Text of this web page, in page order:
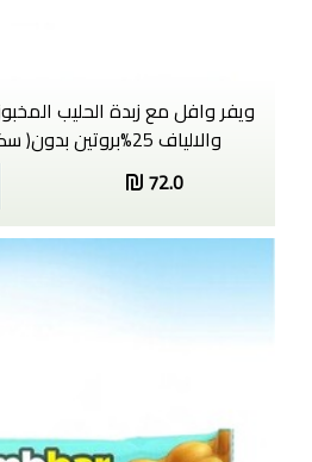
ويفر وافل مع زبدة الحليب
والالياف 25%بروتين بدون( سكر ,جلوتين )32 غم
72.0